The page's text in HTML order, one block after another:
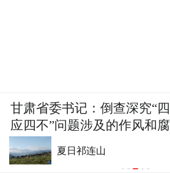
夏日祁连山
甘肃省委书记：倒查深究“四
应四不”问题涉及的作风和腐
败问题，依法依规依纪严肃
查处腐败案件，加大通报曝